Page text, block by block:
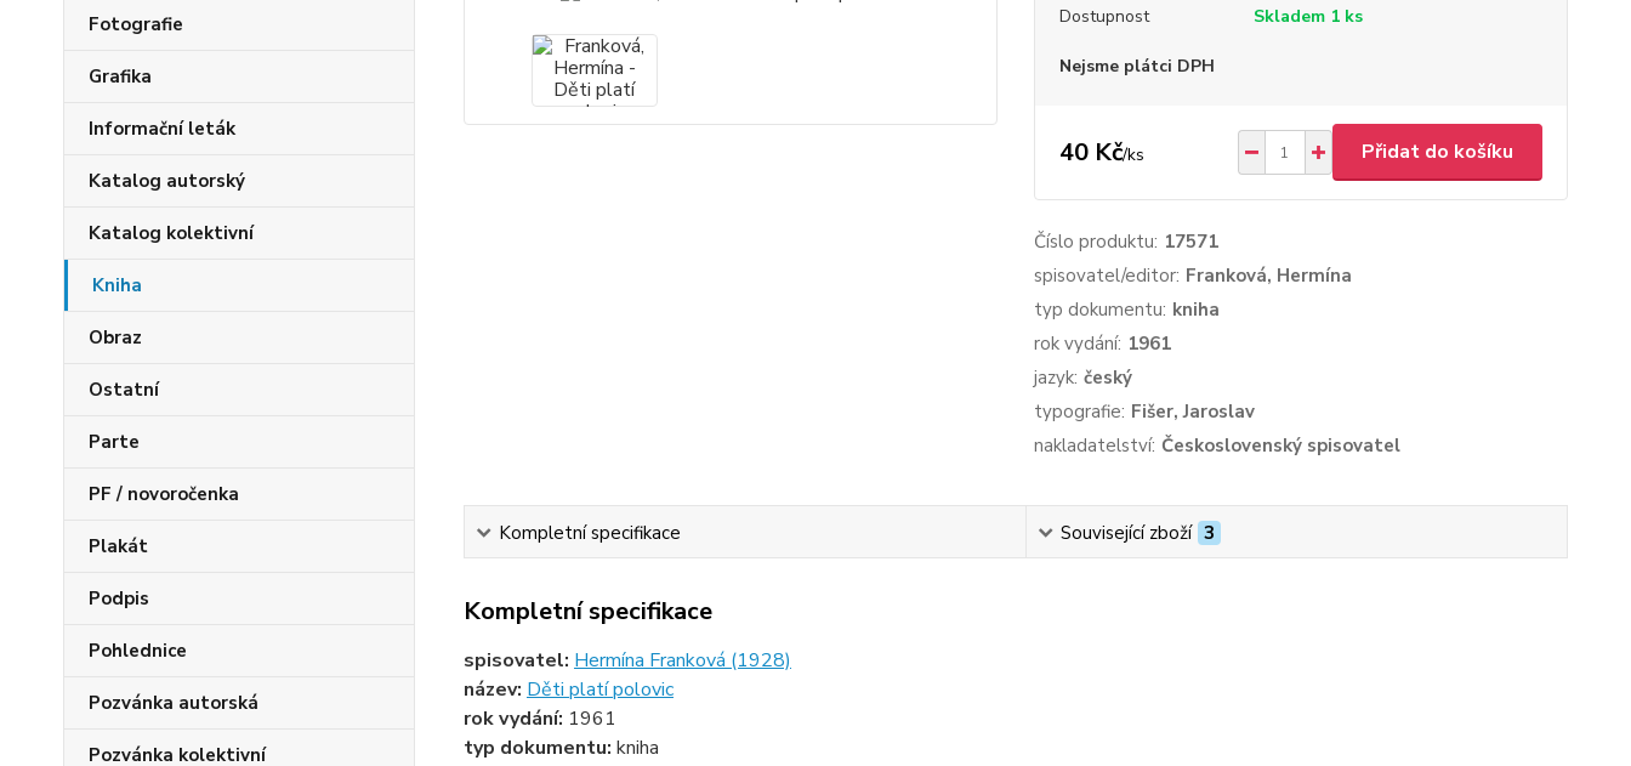
Fotografie
Grafika
Informační leták
Katalog autorský
Katalog kolektivní
Kniha
Obraz
Ostatní
Parte
PF / novoročenka
Plakát
Podpis
Pohlednice
Pozvánka autorská
Pozvánka kolektivní
Dostupnost Skladem 1 ks
Nejsme plátci DPH
40 Kč/ks Přidat do košíku
Číslo produktu: 17571
spisovatel/editor: Franková, Hermína
typ dokumentu: kniha
rok vydání: 1961
jazyk: český
typografie: Fišer, Jaroslav
nakladatelství: Československý spisovatel
Kompletní specifikace Související zboží 3
Kompletní specifikace
spisovatel: Hermína Franková (1928)
název: Děti platí polovic
rok vydání: 1961
typ dokumentu: kniha